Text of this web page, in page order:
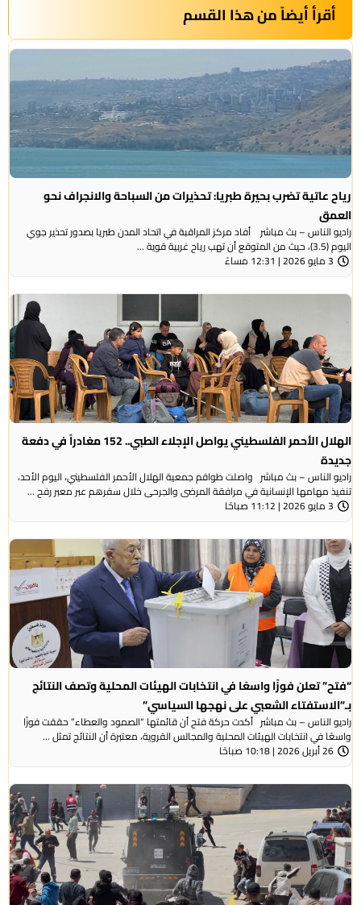
أقرأ أيضاً من هذا القسم
رياح عاتية تضرب بحيرة طبريا: تحذيرات من السباحة والانجراف نحو
العمق
راديو الناس – بث مباشر أفاد مركز المراقبة في اتحاد المدن طبريا بصدور تحذير جوي
اليوم (3.5)، حيث من المتوقع أن تهب رياح غربية قوية ...
3 مايو 2026 | 12:31 مساءً
الهلال الأحمر الفلسطيني يواصل الإجلاء الطبي.. 152 مغادراً في دفعة
جديدة
راديو الناس – بث مباشر واصلت طواقم جمعية الهلال الأحمر الفلسطيني، اليوم الأحد،
تنفيذ مهامها الإنسانية في مرافقة المرضى والجرحى خلال سفرهم عبر معبر رفح ...
3 مايو 2026 | 11:12 صباحًا
“فتح” تعلن فوزًا واسعًا في انتخابات الهيئات المحلية وتصف النتائج
بـ”الاستفتاء الشعبي على نهجها السياسي”
راديو الناس – بث مباشر أكدت حركة فتح أن قائمتها “الصمود والعطاء” حققت فوزًا
واسعًا في انتخابات الهيئات المحلية والمجالس القروية، معتبرة أن النتائج تمثل ...
26 أبريل 2026 | 10:18 صباحًا